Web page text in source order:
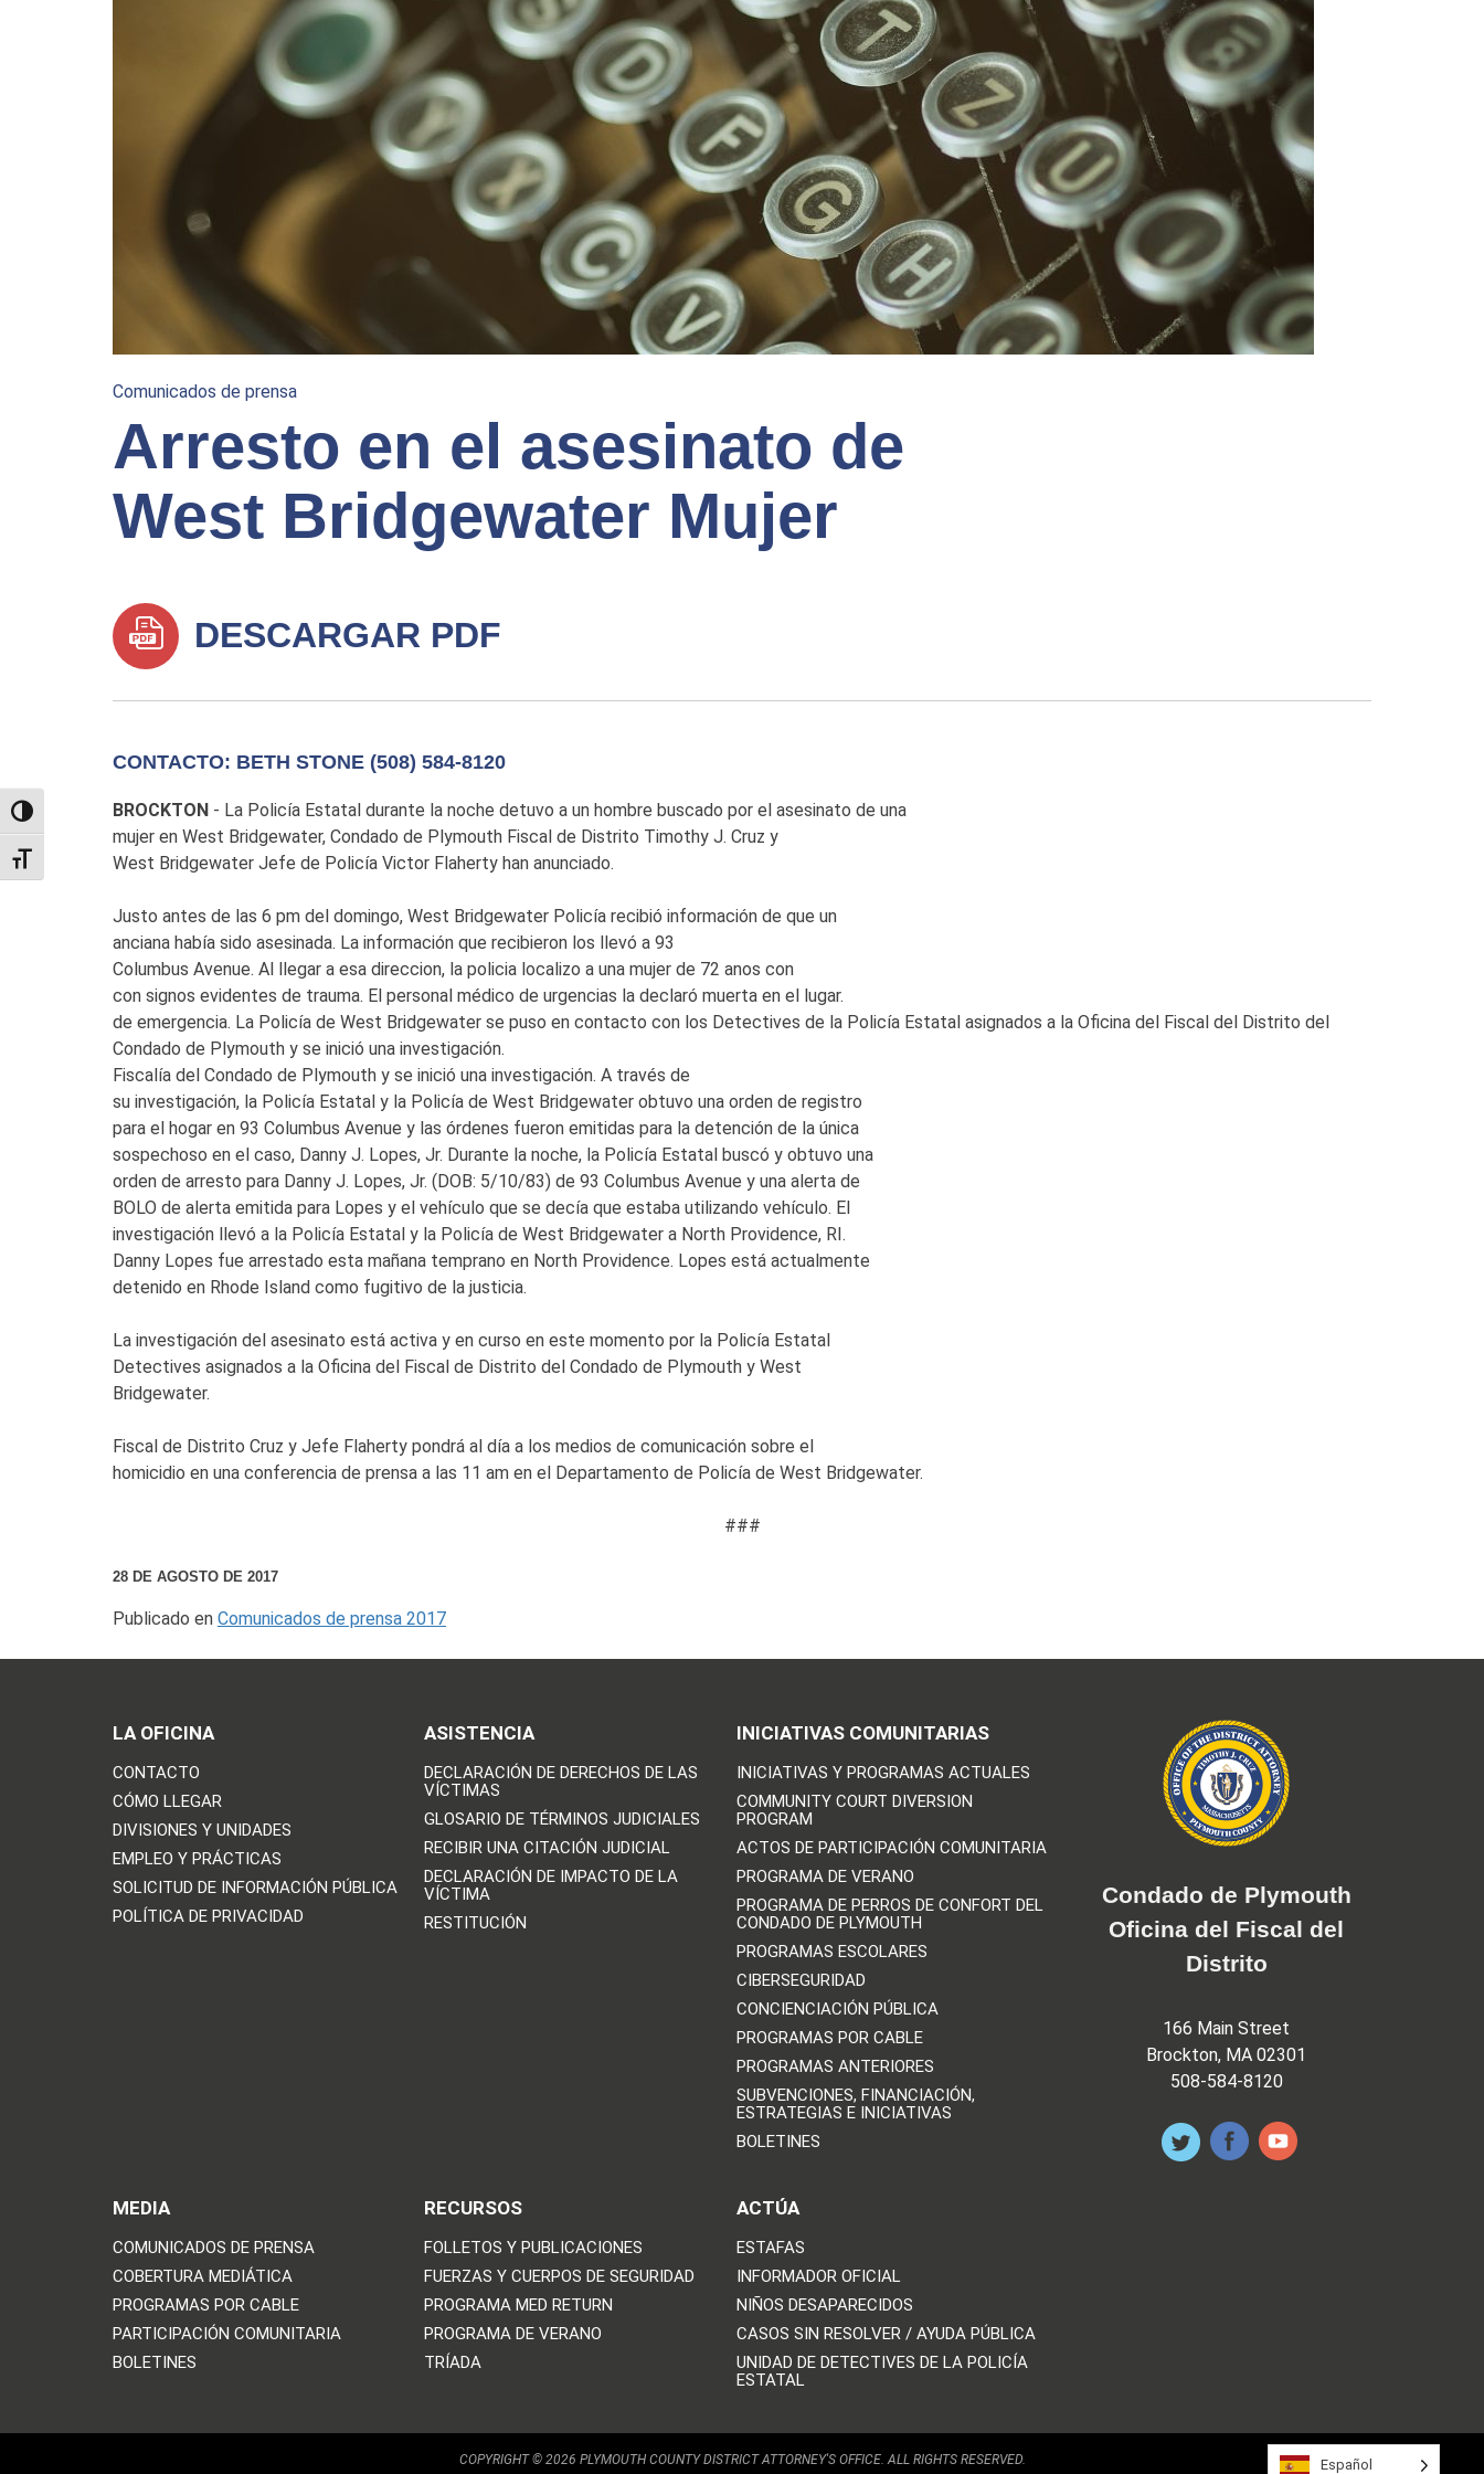
TOGGLE HIGH CONTRAST
TOGGLE FONT SIZE
Comunicados de prensa
Arresto en el asesinato de
West Bridgewater Mujer
DESCARGAR PDF
CONTACTO: BETH STONE (508) 584-8120
BROCKTON - La Policía Estatal durante la noche detuvo a un hombre buscado por el asesinato de una
mujer en West Bridgewater, Condado de Plymouth Fiscal de Distrito Timothy J. Cruz y
West Bridgewater Jefe de Policía Victor Flaherty han anunciado.
Justo antes de las 6 pm del domingo, West Bridgewater Policía recibió información de que un
anciana había sido asesinada. La información que recibieron los llevó a 93
Columbus Avenue. Al llegar a esa direccion, la policia localizo a una mujer de 72 anos con
con signos evidentes de trauma. El personal médico de urgencias la declaró muerta en el lugar.
de emergencia. La Policía de West Bridgewater se puso en contacto con los Detectives de la Policía Estatal asignados a la Oficina del Fiscal del Distrito del
Condado de Plymouth y se inició una investigación.
Fiscalía del Condado de Plymouth y se inició una investigación. A través de
su investigación, la Policía Estatal y la Policía de West Bridgewater obtuvo una orden de registro
para el hogar en 93 Columbus Avenue y las órdenes fueron emitidas para la detención de la única
sospechoso en el caso, Danny J. Lopes, Jr. Durante la noche, la Policía Estatal buscó y obtuvo una
orden de arresto para Danny J. Lopes, Jr. (DOB: 5/10/83) de 93 Columbus Avenue y una alerta de
BOLO de alerta emitida para Lopes y el vehículo que se decía que estaba utilizando vehículo. El
investigación llevó a la Policía Estatal y la Policía de West Bridgewater a North Providence, RI.
Danny Lopes fue arrestado esta mañana temprano en North Providence. Lopes está actualmente
detenido en Rhode Island como fugitivo de la justicia.
La investigación del asesinato está activa y en curso en este momento por la Policía Estatal
Detectives asignados a la Oficina del Fiscal de Distrito del Condado de Plymouth y West
Bridgewater.
Fiscal de Distrito Cruz y Jefe Flaherty pondrá al día a los medios de comunicación sobre el
homicidio en una conferencia de prensa a las 11 am en el Departamento de Policía de West Bridgewater.
###
28 DE AGOSTO DE 2017
Publicado en Comunicados de prensa 2017
LA OFICINA
CONTACTO
CÓMO LLEGAR
DIVISIONES Y UNIDADES
EMPLEO Y PRÁCTICAS
SOLICITUD DE INFORMACIÓN PÚBLICA
POLÍTICA DE PRIVACIDAD
ASISTENCIA
DECLARACIÓN DE DERECHOS DE LAS
VÍCTIMAS
GLOSARIO DE TÉRMINOS JUDICIALES
RECIBIR UNA CITACIÓN JUDICIAL
DECLARACIÓN DE IMPACTO DE LA
VÍCTIMA
RESTITUCIÓN
INICIATIVAS COMUNITARIAS
INICIATIVAS Y PROGRAMAS ACTUALES
COMMUNITY COURT DIVERSION
PROGRAM
ACTOS DE PARTICIPACIÓN COMUNITARIA
PROGRAMA DE VERANO
PROGRAMA DE PERROS DE CONFORT DEL
CONDADO DE PLYMOUTH
PROGRAMAS ESCOLARES
CIBERSEGURIDAD
CONCIENCIACIÓN PÚBLICA
PROGRAMAS POR CABLE
PROGRAMAS ANTERIORES
SUBVENCIONES, FINANCIACIÓN,
ESTRATEGIAS E INICIATIVAS
BOLETINES
MEDIA
COMUNICADOS DE PRENSA
COBERTURA MEDIÁTICA
PROGRAMAS POR CABLE
PARTICIPACIÓN COMUNITARIA
BOLETINES
RECURSOS
FOLLETOS Y PUBLICACIONES
FUERZAS Y CUERPOS DE SEGURIDAD
PROGRAMA MED RETURN
PROGRAMA DE VERANO
TRÍADA
ACTÚA
ESTAFAS
INFORMADOR OFICIAL
NIÑOS DESAPARECIDOS
CASOS SIN RESOLVER / AYUDA PÚBLICA
UNIDAD DE DETECTIVES DE LA POLICÍA
ESTATAL
Condado de Plymouth
Oficina del Fiscal del
Distrito
166 Main Street
Brockton, MA 02301
508-584-8120
COPYRIGHT © 2026 PLYMOUTH COUNTY DISTRICT ATTORNEY'S OFFICE. ALL RIGHTS RESERVED. Español